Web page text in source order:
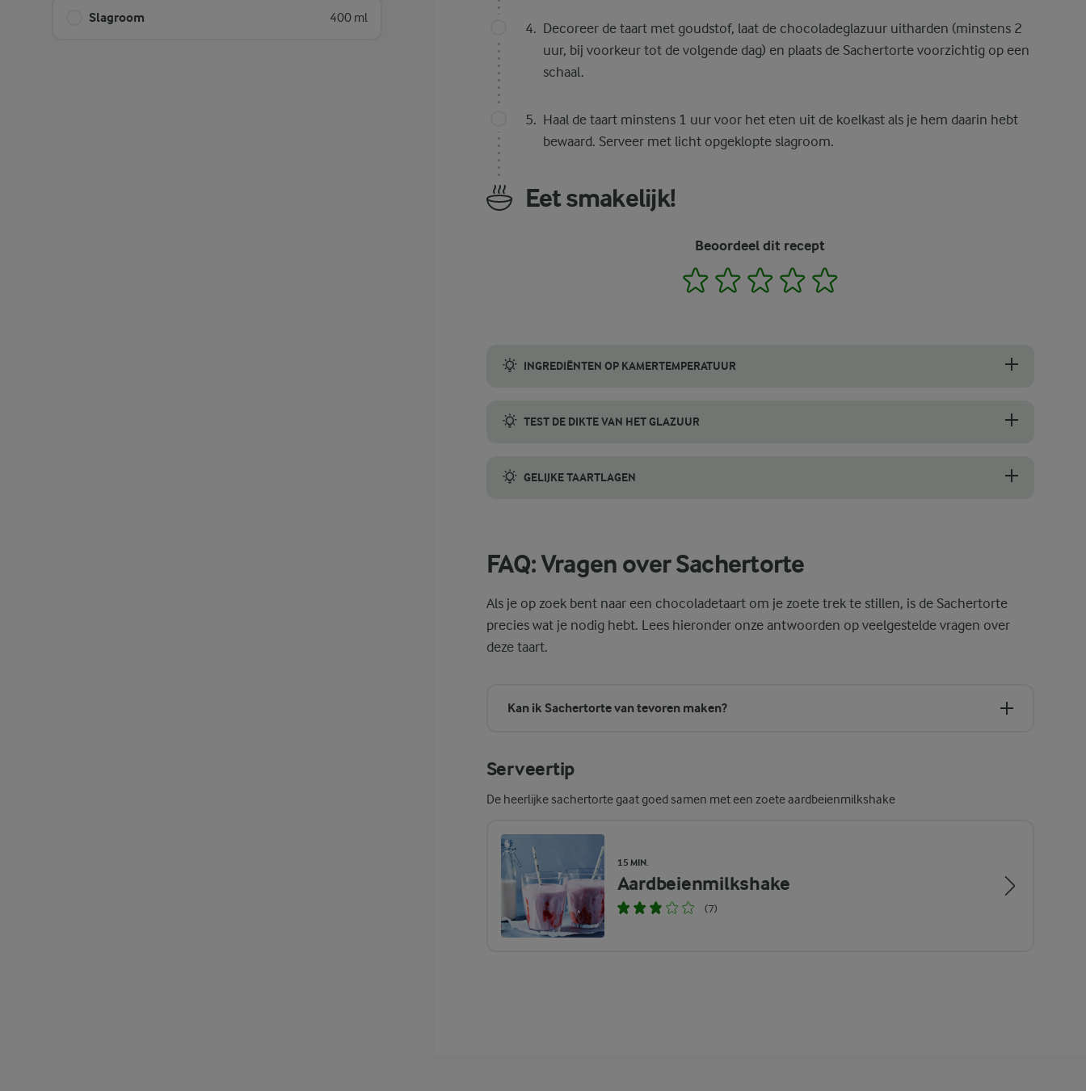
Slagroom 400 ml
Decoreer de taart met goudstof, laat de chocoladeglazuur uitharden (minstens 2
uur, bij voorkeur tot de volgende dag) en plaats de Sachertorte voorzichtig op een
schaal.
Haal de taart minstens 1 uur voor het eten uit de koelkast als je hem daarin hebt
bewaard. Serveer met licht opgeklopte slagroom.
Eet smakelijk!
Beoordeel dit recept
1 2 3 4
INGREDIËNTEN OP KAMERTEMPERATUUR
TEST DE DIKTE VAN HET GLAZUUR
GELIJKE TAARTLAGEN
FAQ: Vragen over Sachertorte
Als je op zoek bent naar een chocoladetaart om je zoete trek te stillen, is de Sachertorte
precies wat je nodig hebt. Lees hieronder onze antwoorden op veelgestelde vragen over
deze taart.
Kan ik Sachertorte van tevoren maken?
Serveertip
De heerlijke sachertorte gaat goed samen met een zoete aardbeienmilkshake
15 MIN.
Aardbeienmilkshake
(7)